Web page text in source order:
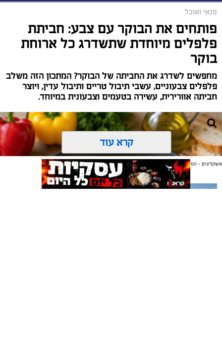
פנאי ואוכל
פותחים את הבוקר עם צבע: חביתת
פלפלים מיוחדת שתשדרג כל ארוחת
בוקר
מחפשים לשדרג את החביתה של הבוקר? המתכון הזה משלב
פלפלים צבעוניים, עשבי תיבול טריים ותיבול עדין, ויוצר
חביתה אוורירית, עשירה בטעמים וצבעונית במיוחד.
קרא עוד
אשקלונים - המקומון היומי של אשקלון באינטרנט
אולי יעניין אותך גם